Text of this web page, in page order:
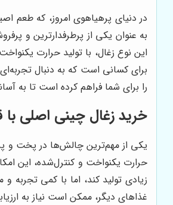
در دنیای پرهیاهوی امروز، که طعم
به عنوان یکی از پرطرفدارترین و
این نوع زغال، با تولید حرارت
برای کسانی است که به دنبال
را برای شما فراهم کرده است تا به
خرید زغال چینی اصلی
یکی از مهم‌ترین چالش‌ها در پخت و
حرارت یکنواخت و کنترل‌شده، این
زیادی تولید کند، اما با کمی تجربه
غذاهای دیگر، ممکن است نیاز به